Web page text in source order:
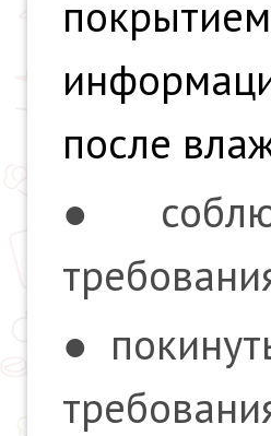
после
●
●